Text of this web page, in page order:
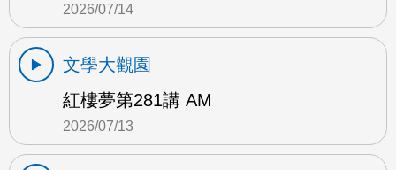
2026/07/14
文學大觀園
紅樓夢第281講 AM
2026/07/13